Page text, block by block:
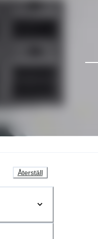
Återställ